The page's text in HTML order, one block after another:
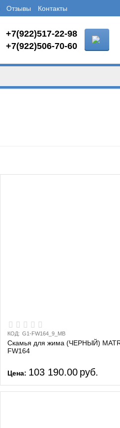
Отзывы Контакты
+7(922)517-22-98
+7(922)506-70-60
КОД: G1-FW164_9_MB
Cкамья для жима (ЧЕРНЫЙ)
FW164
Цена: 103 190.00 руб.